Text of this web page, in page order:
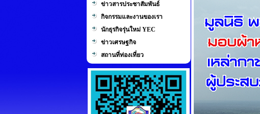
ข่าวสารประชาสัมพันธ์
กิจกรรมและงานของเรา
นักธุรกิจรุ่นใหม่ YEC
ข่าวเศรษฐกิจ
สถานที่ท่องเที่ยว